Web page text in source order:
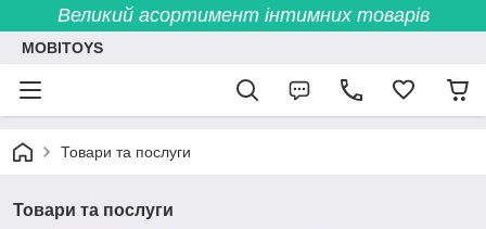
Великий асортимент інтимних товарів
MOBITOYS
Товари та послуги
Товари та послуги